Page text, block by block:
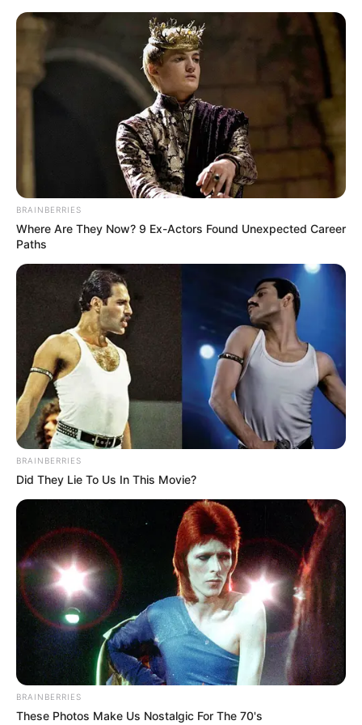
„Babyteeth” od dzisiaj w polskich
kinach
7 sierpnia 2020 Aktualności
Od dzisiaj na ekranach kin oglądać możecie dramat
Babyteeth”, który pierwotnie miał debiutować na dużym
ekranie 19 czerwca
Film debiutował w zagranicznych kinach już w zeszłym roku i
zostałświetnie przyjęty zarówno przez krytyków, jak i
pozytywnych recenzji oraz 83% pozytywnych opinii od
widzów. Krytycy wystawili produkcji ocenę 7,62 w
dziesięciostopniowej skali, a widzowie 3,95 w
pięciostopniowej.
Milla, poważnie chora nastolatka (magnetyczna
Eliza Scanlen), zakochuje się w Mosesie (Toby
Wallace) - chłopaku z problemami. To zmienia ją i
jej rodzinę. Rodzice (fenomenalnie grani przez
Essie Davis i Bena Mendelsohna) dla ukochanej
córki zrobią wszystko, pozwolą nawet Mosesowi z
BRAINBERRIES
Where Are They Now? 9 Ex-Actors Found Unexpected Career
Paths
BRAINBERRIES
Did They Lie To Us In This Movie?
BRAINBERRIES
These Photos Make Us Nostalgic For The 70's